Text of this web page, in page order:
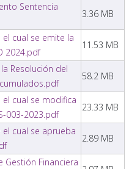
Sentencia
3.36 MB
el cual se emite la
2024.pdf
11.53 MB
Resolución del
58.2 MB
el cual se modifica
003-2023.pdf
23.33 MB
el cual se aprueba
2.89 MB
Gestión Financiera